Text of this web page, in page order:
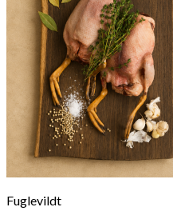
Fuglevildt